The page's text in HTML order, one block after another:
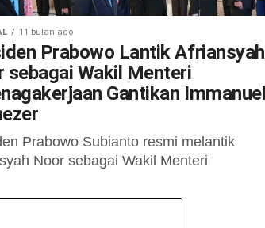
11 bulan ago
Prabowo Lantik Afriansyah
sebagai Wakil Menteri
Gantikan Immanuel
Prabowo Subianto resmi melantik
Noor sebagai Wakil Menteri
Rabu (17/9/2025). Afriansyah ditunjuk
Immanuel Ebenezer atau Noel